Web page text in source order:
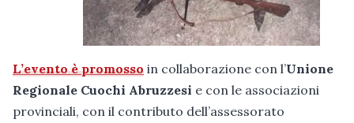
L’evento è promosso in collaborazione con l’Unione
Regionale Cuochi Abruzzesi e con le associazioni
provinciali, con il contributo dell’assessorato